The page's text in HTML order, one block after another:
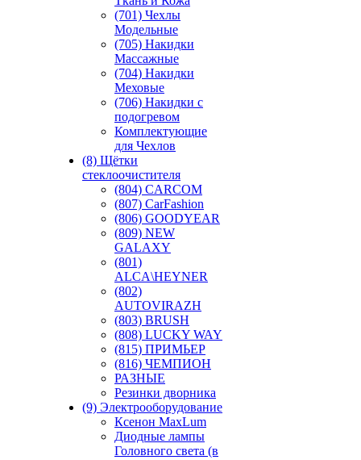
(701) Чехлы
Модельные
(705) Накидки
Массажные
(704) Накидки
Меховые
(706) Накидки с
подогревом
Комплектующие
для Чехлов
(8) Щётки
стеклоочистителя
(804) CARCOM
(807) CarFashion
(806) GOODYEAR
(809) NEW
GALAXY
(801)
ALCA\HEYNER
(802)
AUTOVIRAZH
(803) BRUSH
(808) LUCKY WAY
(815) ПРИМЬЕР
(816) ЧЕМПИОН
РАЗНЫЕ
Резинки дворника
(9) Электрооборудование
Ксенон MaxLum
Диодные лампы
Головного света (в